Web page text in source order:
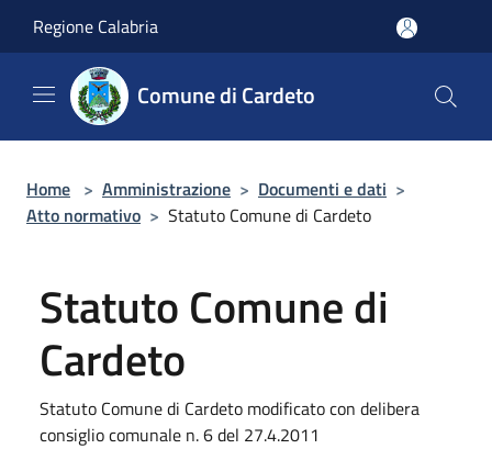
Regione Calabria
Comune di Cardeto
Home > Amministrazione > Documenti e dati >
Atto normativo > Statuto Comune di Cardeto
Statuto Comune di
Cardeto
Statuto Comune di Cardeto modificato con delibera
consiglio comunale n. 6 del 27.4.2011